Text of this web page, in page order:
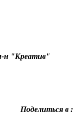
н "Креатив"
Поделиться в :